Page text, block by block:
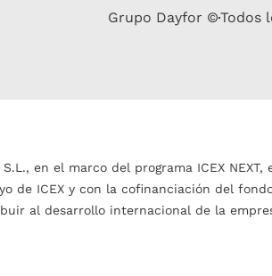
Grupo Dayfor ©Todos
S.L., en el marco del programa ICEX
de ICEX y con la cofinanciación del
al desarrollo internacional de la